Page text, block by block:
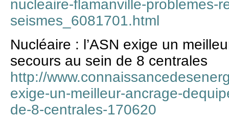
nucleaire-flamanville-problemes-
seismes_6081701.html
Nucléaire : l’ASN exige un
secours au sein de 8 centrales
http://
exige-un-meilleur-ancrage-
de-8-centrales-170620